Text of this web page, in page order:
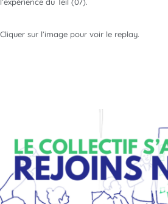
l’expérience du Teil (07).
Cliquer sur l’image pour voir le replay.